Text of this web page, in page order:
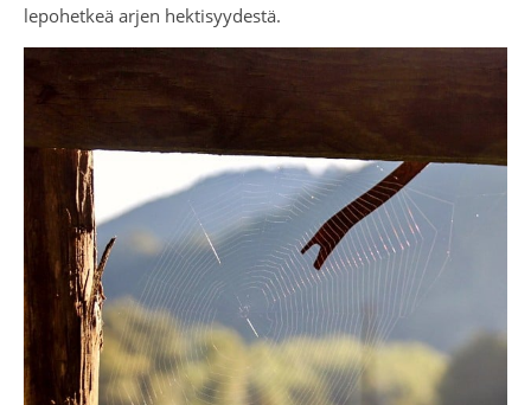
lepohetkeä arjen hektisyydestä.